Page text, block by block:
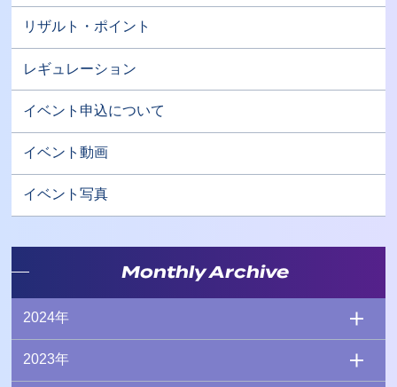
リザルト・ポイント
レギュレーション
イベント申込について
イベント動画
イベント写真
Monthly Archive
2024年
2023年